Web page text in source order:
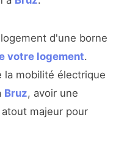
d'une borne
votre logement.
la mobilité électrique
Bruz, avoir une
majeur pour